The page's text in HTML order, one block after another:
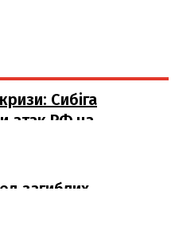
Сибіга
атак РФ на
загиблих